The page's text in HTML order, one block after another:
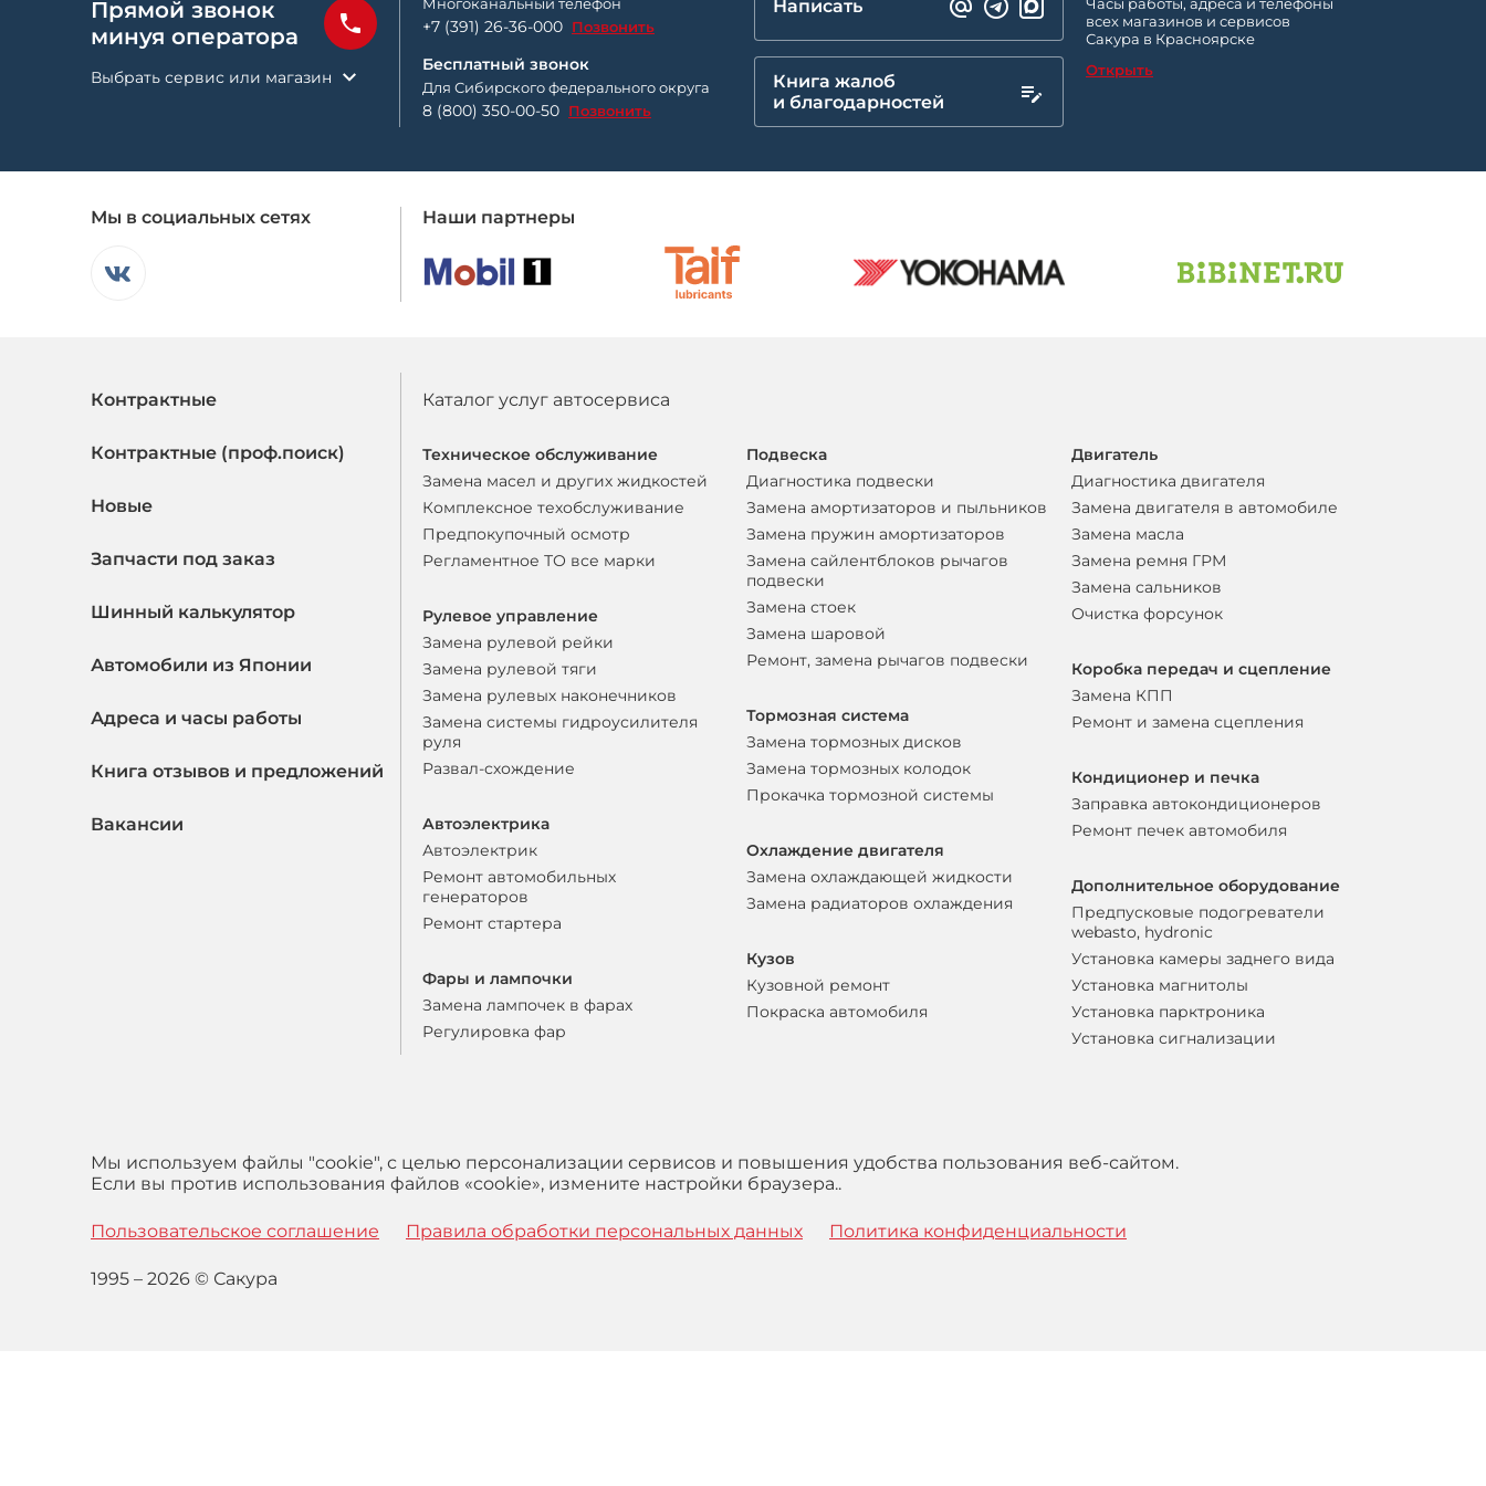
Прямой звонок
минуя оператора
Выбрать сервис или магазин
+7 (391) 26-36-000 Позвонить
Бесплатный звонок
Для Сибирского федерального округа
8 (800) 350-00-50 Позвонить
Написать
Книга жалоб
и благодарностей
всех магазинов и сервисов
Сакура в Красноярске
Открыть
Мы в социальных сетях Наши партнеры
Контрактные
Контрактные (проф.поиск)
Новые
Запчасти под заказ
Шинный калькулятор
Автомобили из Японии
Адреса и часы работы
Книга отзывов и предложений
Вакансии
Каталог услуг автосервиса
Техническое обслуживание
Замена масел и других жидкостей
Комплексное техобслуживание
Предпокупочный осмотр
Регламентное ТО все марки
Рулевое управление
Замена рулевой рейки
Замена рулевой тяги
Замена рулевых наконечников
Замена системы гидроусилителя
руля
Развал-схождение
Автоэлектрика
Автоэлектрик
Ремонт автомобильных
генераторов
Ремонт стартера
Фары и лампочки
Замена лампочек в фарах
Регулировка фар
Подвеска
Диагностика подвески
Замена амортизаторов и пыльников
Замена пружин амортизаторов
Замена сайлентблоков рычагов
подвески
Замена стоек
Замена шаровой
Ремонт, замена рычагов подвески
Тормозная система
Замена тормозных дисков
Замена тормозных колодок
Прокачка тормозной системы
Охлаждение двигателя
Замена охлаждающей жидкости
Замена радиаторов охлаждения
Кузов
Кузовной ремонт
Покраска автомобиля
Двигатель
Диагностика двигателя
Замена двигателя в автомобиле
Замена масла
Замена ремня ГРМ
Замена сальников
Очистка форсунок
Коробка передач и сцепление
Замена КПП
Ремонт и замена сцепления
Кондиционер и печка
Заправка автокондиционеров
Ремонт печек автомобиля
Дополнительное оборудование
Предпусковые подогреватели
webasto, hydronic
Установка камеры заднего вида
Установка магнитолы
Установка парктроника
Установка сигнализации
Мы используем файлы "cookie", с целью персонализации сервисов и повышения удобства пользования веб-сайтом.
Если вы против использования файлов «cookie», измените настройки браузера..
Пользовательское соглашение Правила обработки персональных данных Политика конфиденциальности
1995 – 2026 © Сакура